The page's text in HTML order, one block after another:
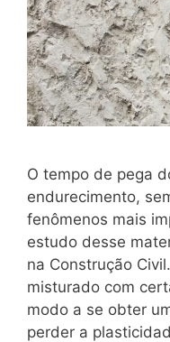
O tempo de pega
endurecimento,
fenômenos mais
estudo desse
na Construção
misturado com
modo a se obter
perder a